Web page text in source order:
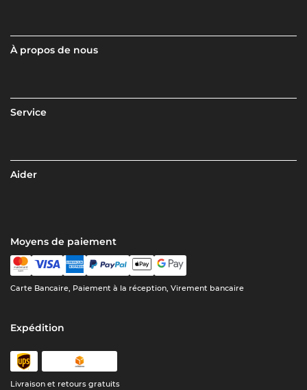
À propos de nous
Service
Aider
Moyens de paiement
Carte Bancaire, Paiement à la réception, Virement bancaire
Expédition
Livraison et retours gratuits